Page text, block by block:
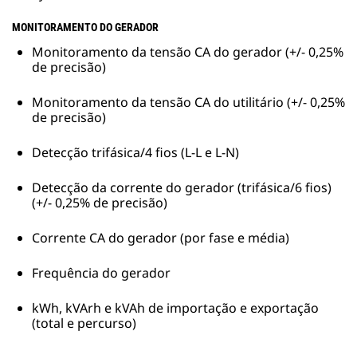
MONITORAMENTO DO GERADOR
Monitoramento da tensão CA do gerador (+/- 0,25%
de precisão)
Monitoramento da tensão CA do utilitário (+/- 0,25%
de precisão)
Detecção trifásica/4 fios (L-L e L-N)
Detecção da corrente do gerador (trifásica/6 fios)
(+/- 0,25% de precisão)
Corrente CA do gerador (por fase e média)
Frequência do gerador
kWh, kVArh e kVAh de importação e exportação
(total e percurso)